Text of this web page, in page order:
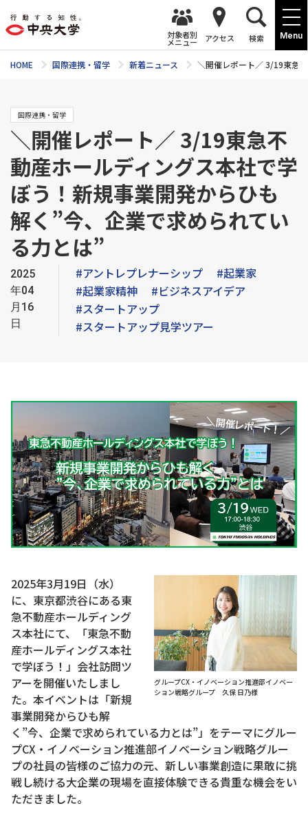
Menu
対象者別
メニュー アクセス 検索
HOME 国際連携・留学 新着ニュース ＼開催レポート／ 3/19東急
国際連携・留学
＼開催レポート／ 3/19東急不
動産ホールディングス本社で学
ぼう！新規事業開発からひも
解く”今、企業で求められてい
る力とは”
2025
年04
月16
日
#アントレプレナーシップ
#起業家
#起業家精神
#ビジネスアイデア
#スタートアップ
#スタートアップ見学ツアー
グループCX・イノベーション推進部イノベー
ション戦略グループ 久保 日乃様
2025年3月19日（水）
に、東京都渋谷にある東
急不動産ホールディング
ス本社にて、「東急不動
産ホールディングス本社
で学ぼう！」会社訪問ツ
アーを開催いたしまし
た。本イベントは「新規
事業開発からひも解
く”今、企業で求められている力とは”」をテーマにグルー
プCX・イノベーション推進部イノベーション戦略グルー
プの社員の皆様のご協力の元、新しい事業創造に果敢に挑
戦し続ける大企業の現場を直接体験できる貴重な機会をい
ただきました。